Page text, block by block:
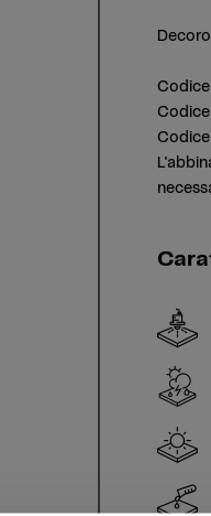
Codice
Codice
Codice